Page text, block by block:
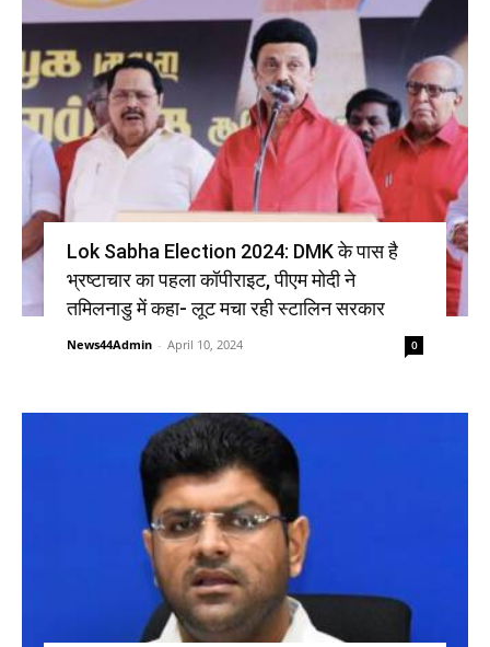
Lok Sabha Election 2024: DMK के पास है
भ्रष्टाचार का पहला कॉपीराइट, पीएम मोदी ने
तमिलनाडु में कहा- लूट मचा रही स्टालिन सरकार
News44Admin - April 10, 2024 0